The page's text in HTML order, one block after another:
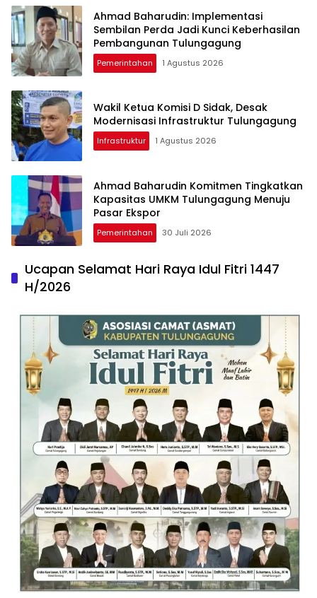
Ahmad Baharudin: Implementasi
Sembilan Perda Jadi Kunci Keberhasilan
Pembangunan Tulungagung
Pemerintahan 1 Agustus 2026
Wakil Ketua Komisi D Sidak, Desak
Modernisasi Infrastruktur Tulungagung
Infrastruktur 1 Agustus 2026
Ahmad Baharudin Komitmen Tingkatkan
Kapasitas UMKM Tulungagung Menuju
Pasar Ekspor
Pemerintahan 30 Juli 2026
Ucapan Selamat Hari Raya Idul Fitri 1447
H/2026